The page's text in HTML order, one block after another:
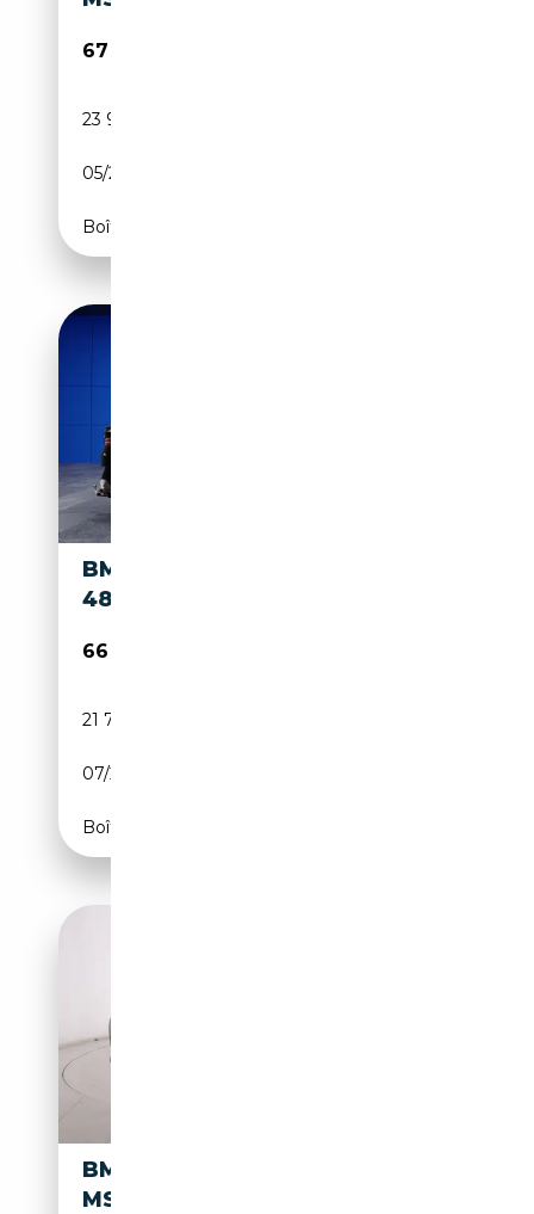
67 950€
23 900 km
05/2025
Boîte automatique
BMW X3 M X3 XDRIVEM50
48V MSPORT PRO
66 500€
21 750 km
07/2025
Boîte automatique
BMW X3 M M50 XDRIVE
MSPORT PRO